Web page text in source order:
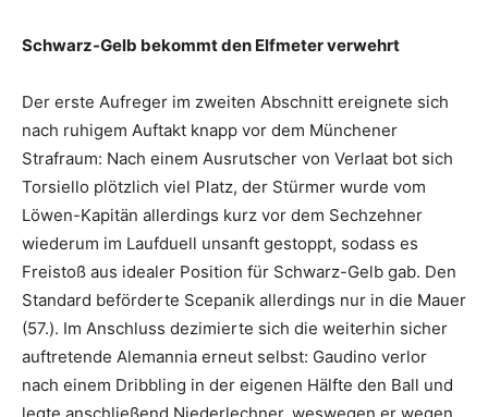
Schwarz-Gelb bekommt den Elfmeter verwehrt
Der erste Aufreger im zweiten Abschnitt ereignete sich
nach ruhigem Auftakt knapp vor dem Münchener
Strafraum: Nach einem Ausrutscher von Verlaat bot sich
Torsiello plötzlich viel Platz, der Stürmer wurde vom
Löwen-Kapitän allerdings kurz vor dem Sechzehner
wiederum im Laufduell unsanft gestoppt, sodass es
Freistoß aus idealer Position für Schwarz-Gelb gab. Den
Standard beförderte Scepanik allerdings nur in die Mauer
(57.). Im Anschluss dezimierte sich die weiterhin sicher
auftretende Alemannia erneut selbst: Gaudino verlor
nach einem Dribbling in der eigenen Hälfte den Ball und